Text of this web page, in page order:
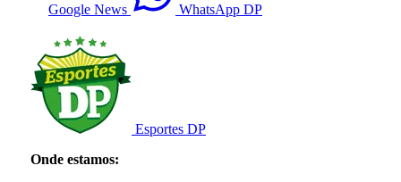
Google News WhatsApp DP
Esportes DP
Onde estamos: